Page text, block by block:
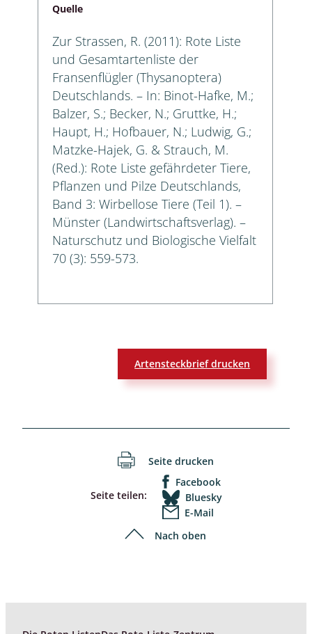
Quelle
Zur Strassen, R. (2011): Rote Liste
und Gesamtartenliste der
Fransenflügler (Thysanoptera)
Deutschlands. – In: Binot-Hafke, M.;
Balzer, S.; Becker, N.; Gruttke, H.;
Haupt, H.; Hofbauer, N.; Ludwig, G.;
Matzke-Hajek, G. & Strauch, M.
(Red.): Rote Liste gefährdeter Tiere,
Pflanzen und Pilze Deutschlands,
Band 3: Wirbellose Tiere (Teil 1). –
Münster (Landwirtschaftsverlag). –
Naturschutz und Biologische Vielfalt
70 (3): 559-573.
Artensteckbrief drucken
Seite drucken
Seite teilen:
Facebook
Bluesky
E-Mail
Nach oben